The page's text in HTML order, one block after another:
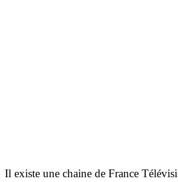
Il existe une chaine de France